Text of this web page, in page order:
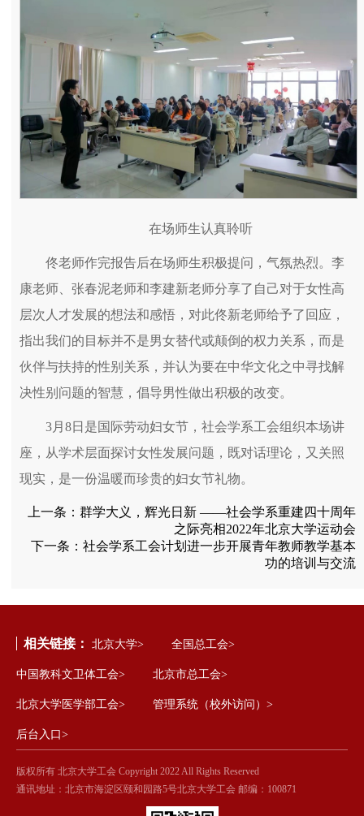
在场师生认真聆听
佟老师作完报告后在场师生积极提问，气氛热烈。李
康老师、张春泥老师和李建新老师分享了自己对于女性高
层次人才发展的想法和感悟，对此佟新老师给予了回应，
指出我们的目标并不是男女替代或颠倒的权力关系，而是
伙伴与扶持的性别关系，并认为要在中华文化之中寻找解
决性别问题的智慧，倡导男性做出积极的改变。
3月8日是国际劳动妇女节，社会学系工会组织本场讲
座，从学术层面探讨女性发展问题，既对话理论，又关照
现实，是一份温暖而珍贵的妇女节礼物。
上一条： 群学大义，辉光日新 ——社会学系重建四十周年
之际亮相2022年北京大学运动会
下一条： 社会学系工会计划进一步开展青年教师教学基本
功的培训与交流
相关链接： 北京大学> 全国总工会>
中国教科文卫体工会> 北京市总工会>
北京大学医学部工会> 管理系统（校外访问）>
后台入口>
版权所有 北京大学工会 Copyright 2022 All Rights Reserved
通讯地址：北京市海淀区颐和园路5号北京大学工会 邮编：100871